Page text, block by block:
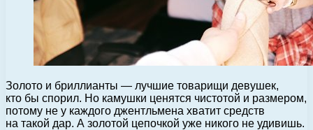
Золото и бриллианты — лучшие товарищи девушек,
кто бы спорил. Но камушки ценятся чистотой и размером,
потому не у каждого джентльмена хватит средств
на такой дар. А золотой цепочкой уже никого не удивишь.